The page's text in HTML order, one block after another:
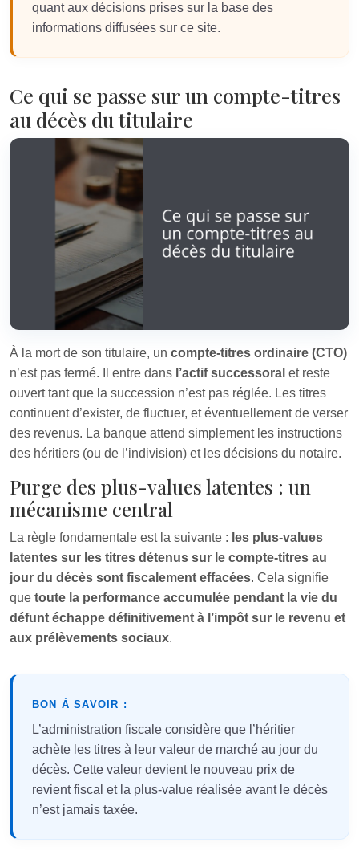
quant aux décisions prises sur la base des
informations diffusées sur ce site.
Ce qui se passe sur un compte-titres
au décès du titulaire
À la mort de son titulaire, un compte-titres ordinaire (CTO)
n’est pas fermé. Il entre dans l’actif successoral et reste
ouvert tant que la succession n’est pas réglée. Les titres
continuent d’exister, de fluctuer, et éventuellement de verser
des revenus. La banque attend simplement les instructions
des héritiers (ou de l’indivision) et les décisions du notaire.
Purge des plus-values latentes : un
mécanisme central
La règle fondamentale est la suivante : les plus-values
latentes sur les titres détenus sur le compte-titres au
jour du décès sont fiscalement effacées. Cela signifie
que toute la performance accumulée pendant la vie du
défunt échappe définitivement à l’impôt sur le revenu et
aux prélèvements sociaux.
BON À SAVOIR :
L’administration fiscale considère que l’héritier
achète les titres à leur valeur de marché au jour du
décès. Cette valeur devient le nouveau prix de
revient fiscal et la plus-value réalisée avant le décès
n’est jamais taxée.